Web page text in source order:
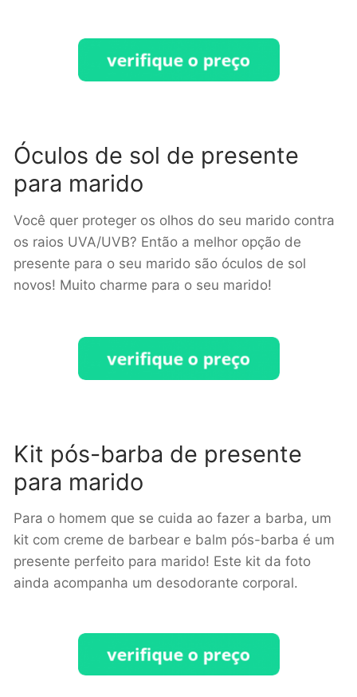
Óculos de sol de presente
para marido
Você quer proteger os olhos do seu marido contra
os raios UVA/UVB? Então a melhor opção de
presente para o seu marido são óculos de sol
novos! Muito charme para o seu marido!
Kit pós-barba de presente
para marido
Para o homem que se cuida ao fazer a barba, um
kit com creme de barbear e balm pós-barba é um
presente perfeito para marido! Este kit da foto
ainda acompanha um desodorante corporal.